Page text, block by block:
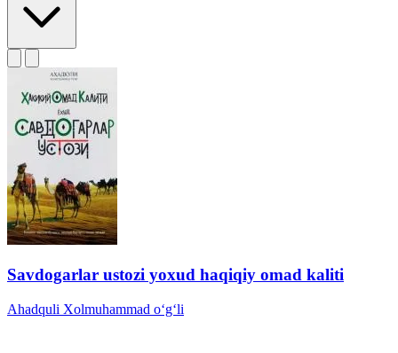
Savdogarlar ustozi yoxud haqiqiy omad kaliti
Ahadquli Xolmuhammad o‘g‘li